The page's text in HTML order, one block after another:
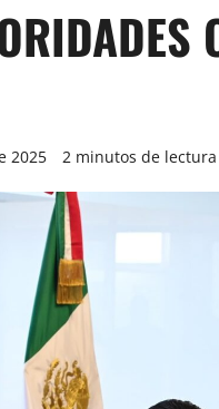
2025 2 minutos de lectura